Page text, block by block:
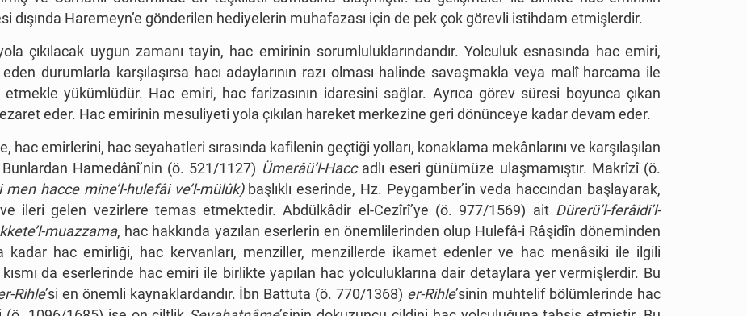
dışında Haremeyn’e gönderilen hediyelerin muhafazası için de pek çok görevli istihdam etmişlerdir.
çıkılacak uygun zamanı tayin, hac emirinin sorumluluklarındandır. Yolculuk esnasında hac emiri,
durumlarla karşılaşırsa hacı adaylarının razı olması halinde savaşmakla veya malî harcama ile
yükümlüdür. Hac emiri, hac farizasının idaresini sağlar. Ayrıca görev süresi boyunca çıkan
eder. Hac emirinin mesuliyeti yola çıkılan hareket merkezine geri dönünceye kadar devam eder.
emirlerini, hac seyahatleri sırasında kafilenin geçtiği yolları, konaklama mekânlarını ve karşılaşılan
Hamedânî’nin (ö. 521/1127) Ümerâü’l-Hacc adlı eseri günümüze ulaşmamıştır. Makrîzî (ö.
hacce mine’l-hulefâi ve’l-mülûk) başlıklı eserinde, Hz. Peygamber’in veda haccından başlayarak,
ileri gelen vezirlere temas etmektedir. Abdülkâdir el-Cezîrî’ye (ö. 977/1569) ait Dürerü’l-ferâidi’l-
muazzama, hac hakkında yazılan eserlerin en önemlilerinden olup Hulefâ-i Râşidîn döneminden
kadar hac emirliği, hac kervanları, menziller, menzillerde ikamet edenler ve hac menâsiki ile ilgili
da eserlerinde hac emiri ile birlikte yapılan hac yolculuklarına dair detaylara yer vermişlerdir. Bu
Rihle’si en önemli kaynaklardandır. İbn Battuta (ö. 770/1368) er-Rihle’sinin muhtelif bölümlerinde hac